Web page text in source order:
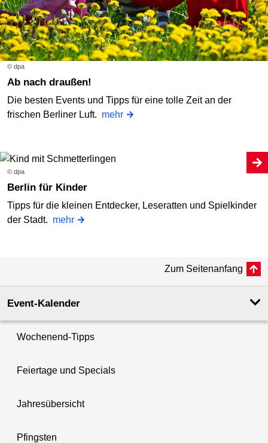
© dpa
Ab nach draußen!
Die besten Events und Tipps für eine tolle Zeit an der
frischen Berliner Luft. mehr
© dpa
Berlin für Kinder
Tipps für die kleinen Entdecker, Leseratten und Spielkinder
der Stadt. mehr
Zum Seitenanfang
Event-Kalender
Wochenend-Tipps
Feiertage und Specials
Jahresübersicht
Pfingsten